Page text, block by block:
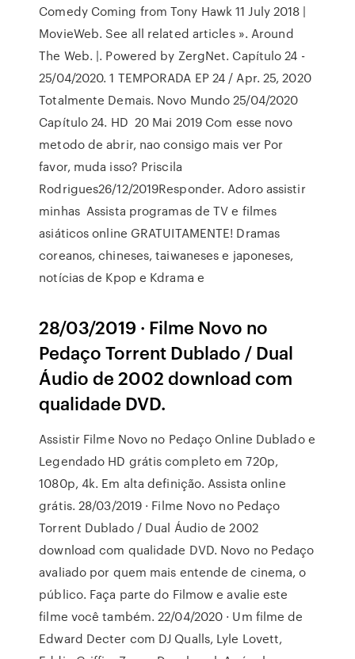
Comedy Coming from Tony Hawk 11 July 2018 |
MovieWeb. See all related articles ». Around
The Web. |. Powered by ZergNet. Capítulo 24 -
25/04/2020. 1 TEMPORADA EP 24 / Apr. 25, 2020
Totalmente Demais. Novo Mundo 25/04/2020
Capítulo 24. HD 20 Mai 2019 Com esse novo
metodo de abrir, nao consigo mais ver Por
favor, muda isso? Priscila
Rodrigues26/12/2019Responder. Adoro assistir
minhas Assista programas de TV e filmes
asiáticos online GRATUITAMENTE! Dramas
coreanos, chineses, taiwaneses e japoneses,
notícias de Kpop e Kdrama e
28/03/2019 · Filme Novo no
Pedaço Torrent Dublado / Dual
Áudio de 2002 download com
qualidade DVD.
Assistir Filme Novo no Pedaço Online Dublado e
Legendado HD grátis completo em 720p,
1080p, 4k. Em alta definição. Assista online
grátis. 28/03/2019 · Filme Novo no Pedaço
Torrent Dublado / Dual Áudio de 2002
download com qualidade DVD. Novo no Pedaço
avaliado por quem mais entende de cinema, o
público. Faça parte do Filmow e avalie este
filme você também. 22/04/2020 · Um filme de
Edward Decter com DJ Qualls, Lyle Lovett,